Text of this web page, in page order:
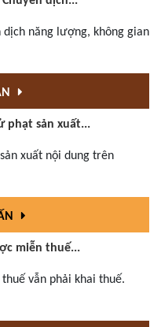
năng lượng, không gian
phạt sản xuất...
xuất nội dung trên
miễn thuế...
vẫn phải khai thuế.